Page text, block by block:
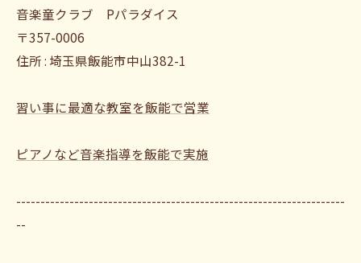
音楽童クラブ Pパラダイス
〒357-0006
住所 : 埼玉県飯能市中山382-1
習い事に最適な教室を飯能で営業
ピアノなど音楽指導を飯能で実施
--------------------------------------------------------------------
--